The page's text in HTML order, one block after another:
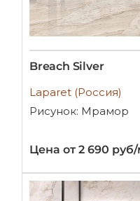
Breach Silver
Laparet (Россия)
Рисунок: Мрамор
Цена от 2 690